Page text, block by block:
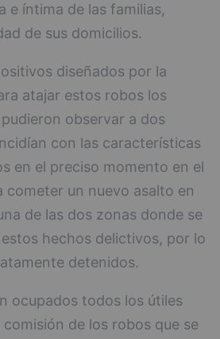
e íntima de las familias,
de sus domicilios.
diseñados por la
atajar estos robos los
observar a dos
con las características
en el preciso momento en el
cometer un nuevo asalto en
de las dos zonas donde se
hechos delictivos, por lo
detenidos.
ocupados todos los útiles
de los robos que se